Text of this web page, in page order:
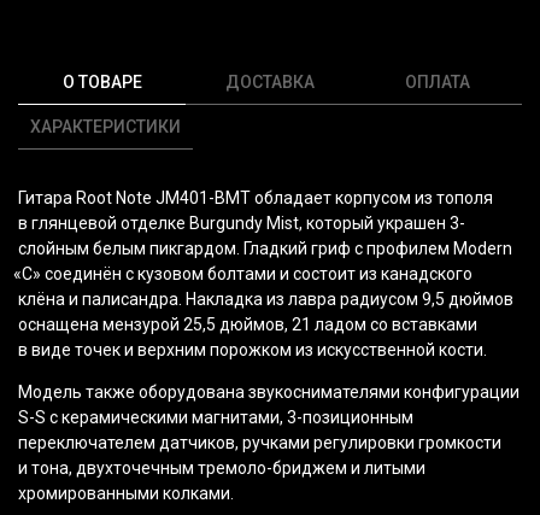
О ТОВАРЕ
ХАРАКТЕРИСТИКИ
ДОСТАВКА ОПЛАТА
Гитара Root Note JM401-BMT обладает корпусом из тополя
в глянцевой отделке Burgundy Mist, который украшен 3-
слойным белым пикгардом. Гладкий гриф с профилем Modern
«С» соединён с кузовом болтами и состоит из канадского
клёна и палисандра. Накладка из лавра радиусом 9,5 дюймов
оснащена мензурой 25,5 дюймов, 21 ладом со вставками
в виде точек и верхним порожком из искусственной кости.
Модель также оборудована звукоснимателями конфигурации
S-S с керамическими магнитами, 3-позиционным
переключателем датчиков, ручками регулировки громкости
и тона, двухточечным тремоло-бриджем и литыми
хромированными колками.